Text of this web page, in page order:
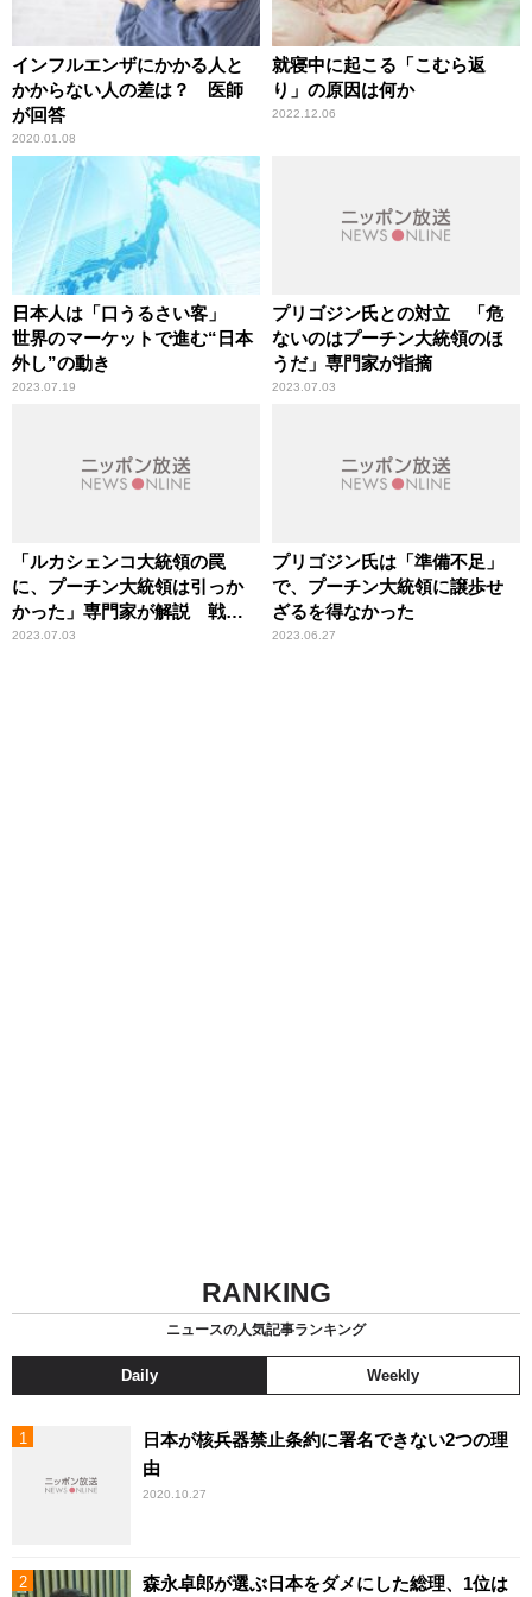
インフルエンザにかかる人と
かからない人の差は？ 医師
が回答
2020.01.08
就寝中に起こる「こむら返
り」の原因は何か
2022.12.06
日本人は「口うるさい客」
世界のマーケットで進む“日本
外し”の動き
2023.07.19
プリゴジン氏との対立 「危
ないのはプーチン大統領のほ
うだ」専門家が指摘
2023.07.03
「ルカシェンコ大統領の罠
に、プーチン大統領は引っか
かった」専門家が解説 戦術
核配備に「プリコジンの乱」
2023.07.03
プリゴジン氏は「準備不足」
で、プーチン大統領に譲歩せ
ざるを得なかった
2023.06.27
RANKING
ニュースの人気記事ランキング
Daily Weekly
日本が核兵器禁止条約に署名できない2つの理
由
2020.10.27
森永卓郎が選ぶ日本をダメにした総理、1位は